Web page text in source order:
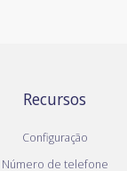
Recursos
Configuração
Número de telefone